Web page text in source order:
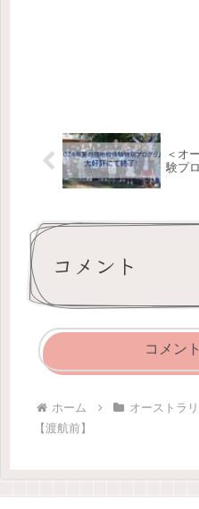
＜オ
験プ
コメント
コメン
ホーム オーストラ
【渡航前】